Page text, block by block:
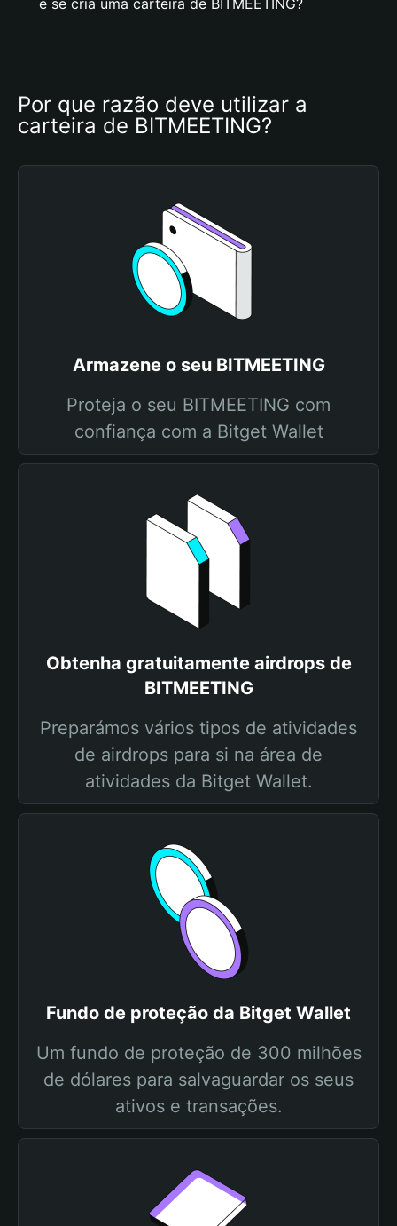
e se cria uma carteira de BITMEETING?
Por que razão deve utilizar a
carteira de BITMEETING?
Armazene o seu BITMEETING
Proteja o seu BITMEETING com
confiança com a Bitget Wallet
Obtenha gratuitamente airdrops de
BITMEETING
Preparámos vários tipos de atividades
de airdrops para si na área de
atividades da Bitget Wallet.
Fundo de proteção da Bitget Wallet
Um fundo de proteção de 300 milhões
de dólares para salvaguardar os seus
ativos e transações.